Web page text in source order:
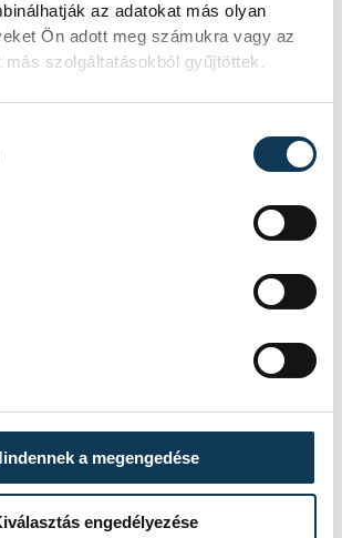
az adatokat más olyan
Ön adott meg számukra vagy az
más szolgáltatásokból gyűjtöttek.
a megengedése
engedélyezése
a városnak, amiért az
Az eseményről
színház
Oberfrank Pál